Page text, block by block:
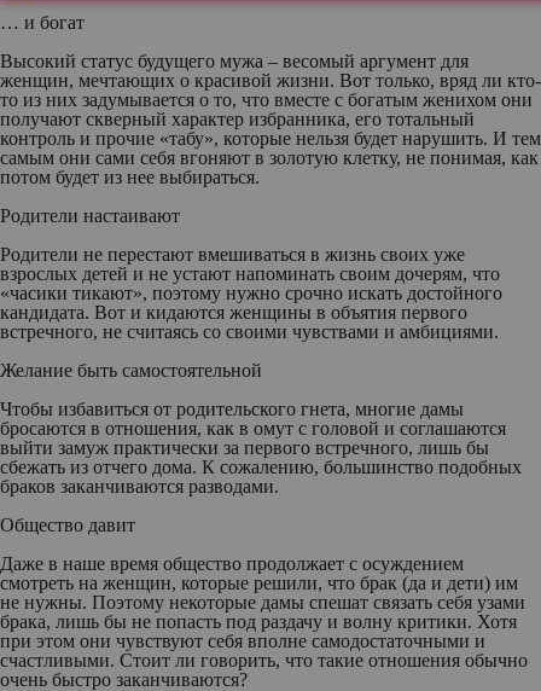
… и богат
Высокий статус будущего мужа – весомый аргумент для
женщин, мечтающих о красивой жизни. Вот только, вряд ли кто-
то из них задумывается о то, что вместе с богатым женихом они
получают скверный характер избранника, его тотальный
контроль и прочие «табу», которые нельзя будет нарушить. И тем
самым они сами себя вгоняют в золотую клетку, не понимая, как
потом будет из нее выбираться.
Родители настаивают
Родители не перестают вмешиваться в жизнь своих уже
взрослых детей и не устают напоминать своим дочерям, что
«часики тикают», поэтому нужно срочно искать достойного
кандидата. Вот и кидаются женщины в объятия первого
встречного, не считаясь со своими чувствами и амбициями.
Желание быть самостоятельной
Чтобы избавиться от родительского гнета, многие дамы
бросаются в отношения, как в омут с головой и соглашаются
выйти замуж практически за первого встречного, лишь бы
сбежать из отчего дома. К сожалению, большинство подобных
браков заканчиваются разводами.
Общество давит
Даже в наше время общество продолжает с осуждением
смотреть на женщин, которые решили, что брак (да и дети) им
не нужны. Поэтому некоторые дамы спешат связать себя узами
брака, лишь бы не попасть под раздачу и волну критики. Хотя
при этом они чувствуют себя вполне самодостаточными и
счастливыми. Стоит ли говорить, что такие отношения обычно
очень быстро заканчиваются?